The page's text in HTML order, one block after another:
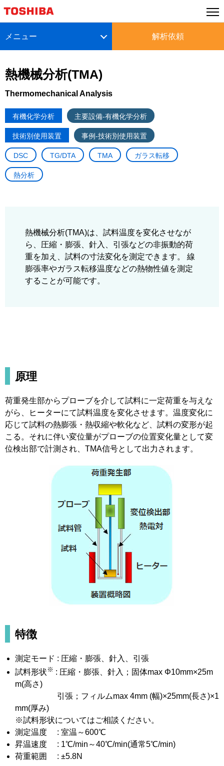
熱機械分析(TMA)
Thermomechanical Analysis
有機化学分析 主要設備-有機化学分析
技術別使用装置 事例-技術別使用装置
DSC TG/DTA TMA ガラス転移
熱分析
熱機械分析(TMA)は、試料温度を変化させなが
ら、圧縮・膨張、針入、引張などの非振動的荷
重を加え、試料の寸法変化を測定できます。 線
膨張率やガラス転移温度などの熱物性値を測定
することが可能です。
メニュー 解析依頼
原理
荷重発生部からプローブを介して試料に一定荷重を与えな
がら、ヒーターにて試料温度を変化させます。温度変化に
応じて試料の熱膨張・熱収縮や軟化など、試料の変形が起
こる。それに伴い変位量がプローブの位置変化量として変
位検出部で計測され、TMA信号として出力されます。
特徴
測定モード : 圧縮・膨張、針入、引張
試料形状 ※ : 圧縮・膨張、針入；固体max Φ10mm×25m
m(高さ)
引張；フィルムmax 4mm (幅)×25mm(長さ)×1
mm(厚み)
※試料形状についてはご相談ください。
測定温度 : 室温～600℃
昇温速度 : 1℃/min～40℃/min(通常5℃/min)
荷重範囲 : ±5.8N